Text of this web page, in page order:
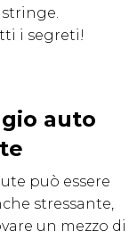
i segreti!
auto
può essere
stressante,
un mezzo di